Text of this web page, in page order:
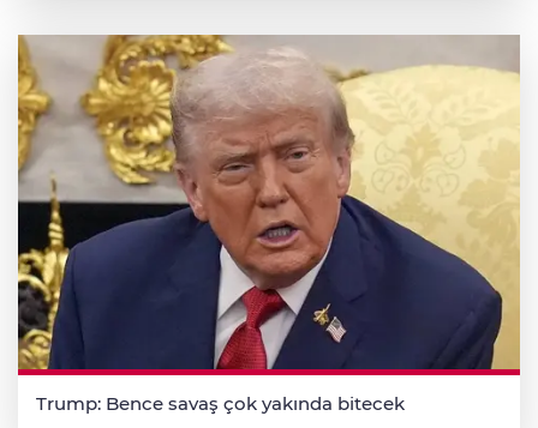
Trump: Bence savaş çok yakında bitecek